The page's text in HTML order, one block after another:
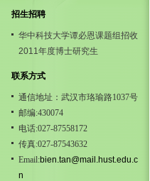
招生招聘
华中科技大学谭必恩课题组招收
2011年度博士研究生
联系方式
通信地址：武汉市珞瑜路1037号
邮编:430074
电话:027-87558172
传真:027-87543632
Email:bien.tan@mail.hust.edu.c
n